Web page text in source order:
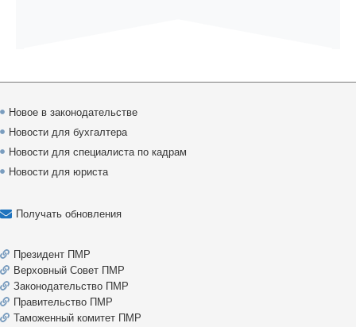
Новое в законодательстве
Новости для бухгалтера
Новости для специалиста по кадрам
Новости для юриста
Получать обновления
Президент ПМР
Верховный Совет ПМР
Законодательство ПМР
Правительство ПМР
Таможенный комитет ПМР